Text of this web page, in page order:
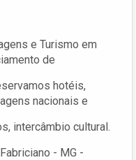
e Turismo em
de
hotéis,
nacionais e
intercâmbio cultural.
- MG -